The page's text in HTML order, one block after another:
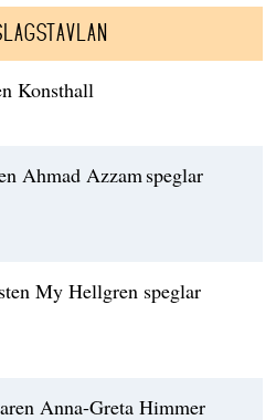
Konsthall
Ahmad Azzam speglar
My Hellgren speglar
Anna-Greta Himmer